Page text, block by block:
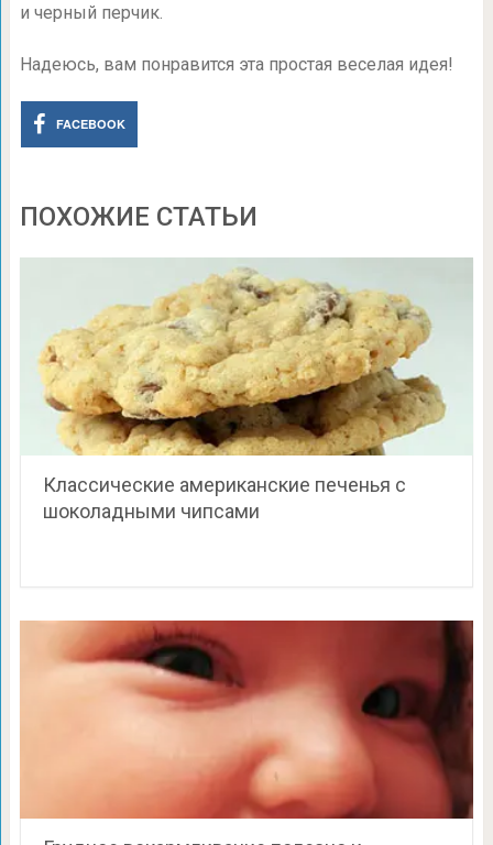
и черный перчик.
Надеюсь, вам понравится эта простая веселая идея!
FACEBOOK
ПОХОЖИЕ СТАТЬИ
Классические американские печенья с
шоколадными чипсами